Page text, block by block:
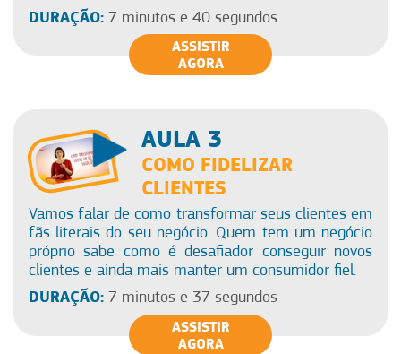
DURAÇÃO:7 minutos e 40 segundos
ASSISTIR
AGORA
AULA 3
COMO FIDELIZAR
CLIENTES
Vamos falar de como transformar seus clientes em
fãs literais do seu negócio. Quem tem um negócio
próprio sabe como é desafiador conseguir novos
clientes e ainda mais manter um consumidor fiel.
DURAÇÃO:7 minutos e 37 segundos
ASSISTIR
AGORA